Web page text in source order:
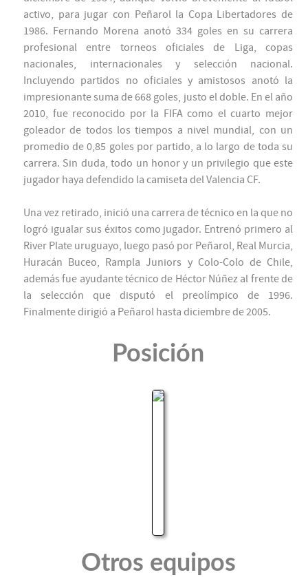
activo, para jugar con Peñarol la Copa Libertadores de
1986. Fernando Morena anotó 334 goles en su carrera
profesional entre torneos oficiales de Liga, copas
nacionales, internacionales y selección nacional.
Incluyendo partidos no oficiales y amistosos anotó la
impresionante suma de 668 goles, justo el doble. En el año
2010, fue reconocido por la FIFA como el cuarto mejor
goleador de todos los tiempos a nivel mundial, con un
promedio de 0,85 goles por partido, a lo largo de toda su
carrera. Sin duda, todo un honor y un privilegio que este
jugador haya defendido la camiseta del Valencia CF.
Una vez retirado, inició una carrera de técnico en la que no
logró igualar sus éxitos como jugador. Entrenó primero al
River Plate uruguayo, luego pasó por Peñarol, Real Murcia,
Huracán Buceo, Rampla Juniors y Colo-Colo de Chile,
además fue ayudante técnico de Héctor Núñez al frente de
la selección que disputó el preolímpico de 1996.
Finalmente dirigió a Peñarol hasta diciembre de 2005.
Posición
Otros equipos